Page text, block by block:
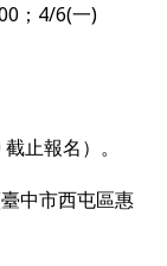
；4/6(一)
止報名）。
中市西屯區惠